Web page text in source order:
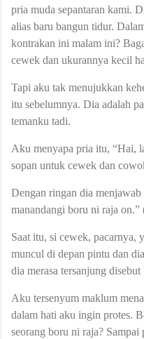
pria muda sepantaran kami.
alias baru bangun tidur.
kontrakan ini malam ini?
cewek dan ukurannya kecil
Tapi aku tak menujukkan
itu sebelumnya. Dia adalah
temanku tadi.
Aku menyapa pria itu, “Hai,
sopan untuk cewek dan
Dengan ringan dia
manandangi boru ni raja
Saat itu, si cewek, pacarnya,
muncul di depan pintu dan
dia merasa tersanjung
Aku tersenyum maklum
dalam hati aku ingin protes.
seorang boru ni raja? Sampai